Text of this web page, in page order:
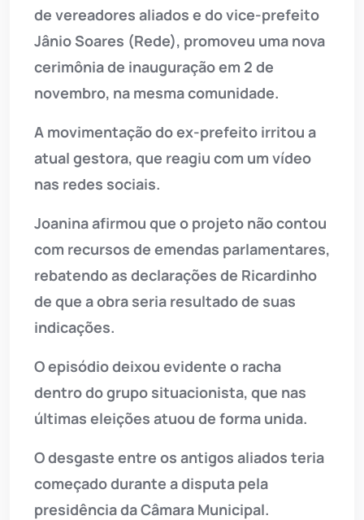
de vereadores aliados e do vice-prefeito
Jânio Soares (Rede), promoveu uma nova
cerimônia de inauguração em 2 de
novembro, na mesma comunidade.
A movimentação do ex-prefeito irritou a
atual gestora, que reagiu com um vídeo
nas redes sociais.
Joanina afirmou que o projeto não contou
com recursos de emendas parlamentares,
rebatendo as declarações de Ricardinho
de que a obra seria resultado de suas
indicações.
O episódio deixou evidente o racha
dentro do grupo situacionista, que nas
últimas eleições atuou de forma unida.
O desgaste entre os antigos aliados teria
começado durante a disputa pela
presidência da Câmara Municipal.